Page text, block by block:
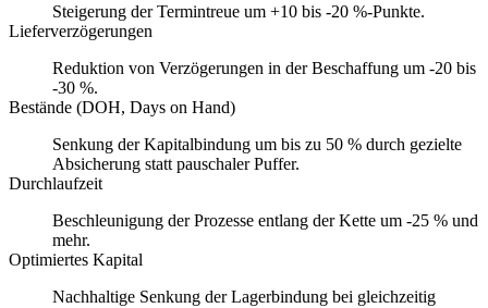
Steigerung der Termintreue um +10 bis -20 %-Punkte.
Lieferverzögerungen
Reduktion von Verzögerungen in der Beschaffung um -20 bis
-30 %.
Bestände (DOH, Days on Hand)
Senkung der Kapitalbindung um bis zu 50 % durch gezielte
Absicherung statt pauschaler Puffer.
Durchlaufzeit
Beschleunigung der Prozesse entlang der Kette um -25 % und
mehr.
Optimiertes Kapital
Nachhaltige Senkung der Lagerbindung bei gleichzeitig